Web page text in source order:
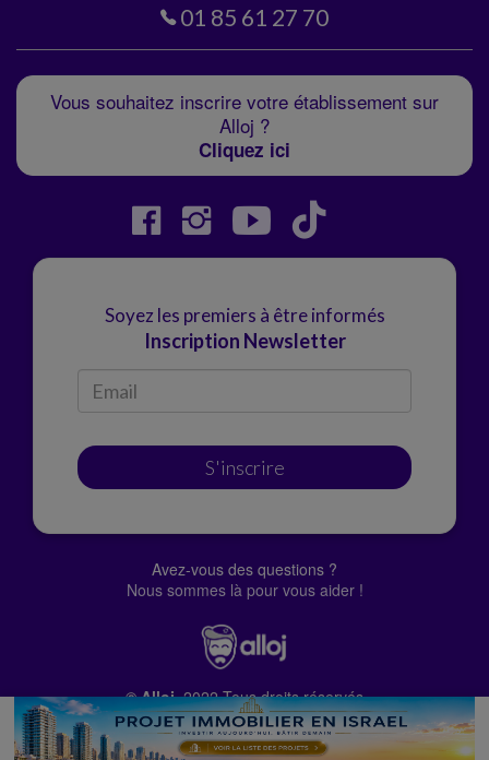
01 85 61 27 70
Vous souhaitez inscrire votre établissement sur
Alloj ?
Cliquez ici
Soyez les premiers à être informés
Inscription Newsletter
S'inscrire
Avez-vous des questions ?
Nous sommes là pour vous aider !
© Alloj.2022 Tous droits réservés